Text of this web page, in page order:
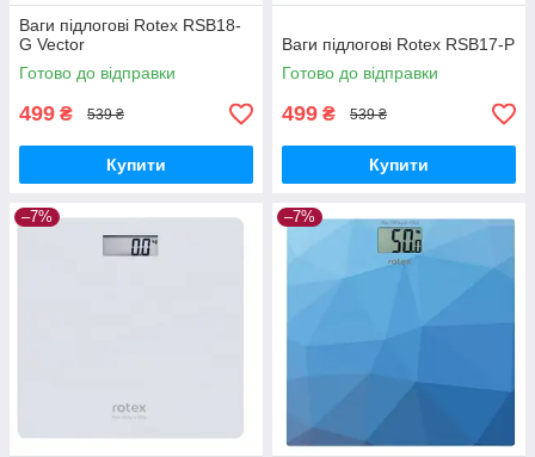
Ваги підлогові Rotex RSB18-
G Vector
Готово до відправки
499 ₴ 539 ₴
Купити
Ваги підлогові Rotex RSB17-P
Готово до відправки
499 ₴ 539 ₴
Купити
–7% –7%